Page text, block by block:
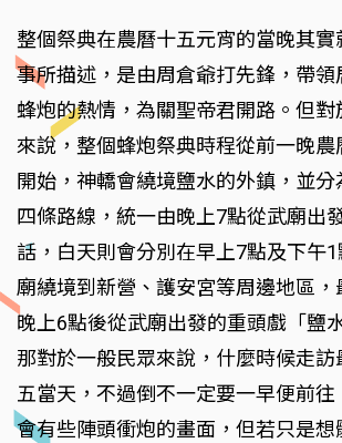
整個祭典在農曆十五元宵的當晚其
事所描述，是由周倉爺打先鋒，帶領
蜂炮的熱情，為關聖帝君開路。但對
來說，整個蜂炮祭典時程從前一晚
開始，神轎會繞境鹽水的外鎮，並分
四條路線，統一由晚上7點從武廟出
話，白天則會分別在早上7點及下午
廟繞境到新營、護安宮等周邊地區
晚上6點後從武廟出發的重頭戲「鹽
那對於一般民眾來說，什麼時候走
五當天，不過倒不一定要一早便前往
會有些陣頭衝炮的畫面，但若只是想